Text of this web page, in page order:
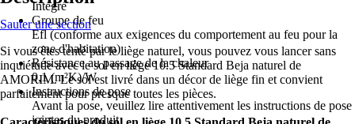
Intégré
Groupe de feu
Efl (conforme aux exigences du comportement au feu pour la
zone d'habitation)
Résistance au passage de la chaleur
0,1 (m²K)/W
Instructions de pose
Avant la pose, veuillez lire attentivement les instructions de pose
jointes du produit
Sauter une section
Si vous êtes tenté par le liège naturel, vous pouvez vous lancer sans
inquiétude avec le sol en liège 10.5 Standard Beja naturel de
AMORIM. Le sol est livré dans un décor de liège fin et convient
parfaitement pour presque toutes les pièces.